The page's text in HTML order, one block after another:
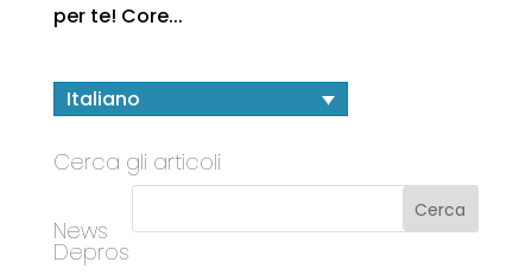
per te! Core...
Italiano
Cerca gli articoli
News
Depros